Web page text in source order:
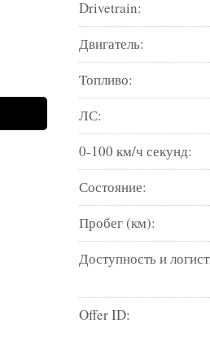
Drivetrain:
Двигатель:
Топливо:
ЛС:
0-100 км/ч секунд:
Состояние:
Пробег (км):
Доступность и
Offer ID: